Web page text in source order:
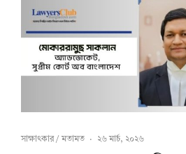
সাক্ষাৎকার / মতামত · ২৬ মার্চ, ২০২৬